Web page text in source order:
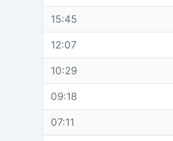
15:45
12:07
10:29
09:18
07:11